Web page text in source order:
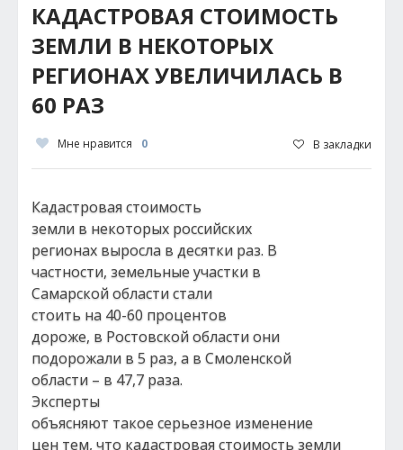
КАДАСТРОВАЯ СТОИМОСТЬ
ЗЕМЛИ В НЕКОТОРЫХ
РЕГИОНАХ УВЕЛИЧИЛАСЬ В
60 РАЗ
Мне нравится 0 В закладки
Кадастровая стоимость
земли в некоторых российских
регионах выросла в десятки раз. В
частности, земельные участки в
Самарской области стали
стоить на 40-60 процентов
дороже, в Ростовской области они
подорожали в 5 раз, а в Смоленской
области – в 47,7 раза.
Эксперты
объясняют такое серьезное изменение
цен тем, что кадастровая стоимость земли